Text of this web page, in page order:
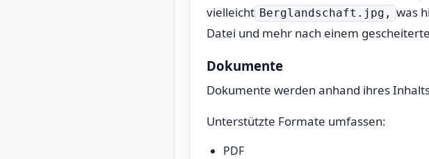
vielleicht Berglandschaft.jpg,
was
Datei und mehr nach einem
Dokumente
Dokumente werden anhand ihres
Unterstützte Formate umfassen:
PDF